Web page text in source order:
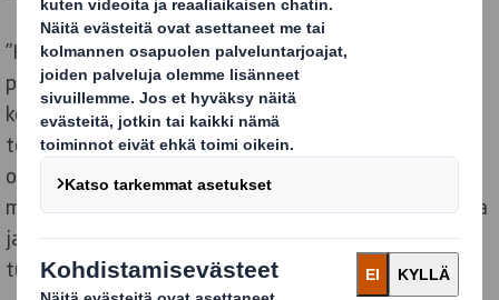
”Kesätyö DS Smithillä tarjoaa työkokemusta
prosessialalta sekä työllistymismahdollisuuksia
konsernin sisällä. Olen oppinut jalostuskoneiden
toiminnasta sekä tekniikasta ja saanut osaamista eri
osa-alueilta. Työssäni pidän erityisesti
monipuolisuudesta ja itsenäisyydestä, sekä työajasta
ja palkasta. Todella mukava työpaikka!” – Jose,
tuotantotehtävät